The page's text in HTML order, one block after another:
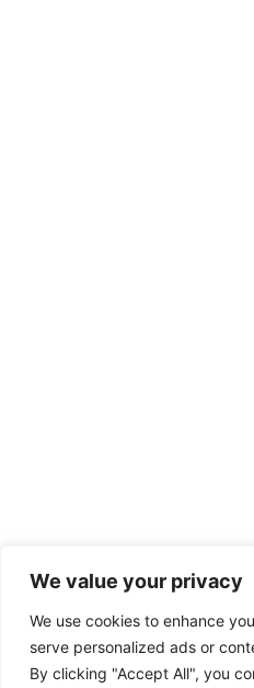
We value your privacy
We use cookies to enhance
serve personalized ads or
By clicking "Accept All", you